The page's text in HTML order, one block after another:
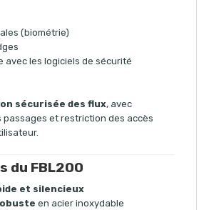
(biométrie)
avec les logiciels de sécurité
sécurisée des flux, avec
et restriction des accès
du FBL200
et silencieux
en acier inoxydable